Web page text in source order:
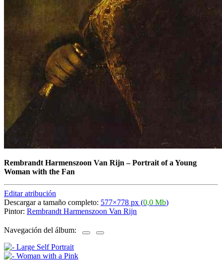
Rembrandt Harmenszoon Van Rijn –Portrait of a Young
Woman with the Fan
Editar atribución
Descargar a tamaño completo: 577×778 px (0,0 Mb)
Pintor: Rembrandt Harmenszoon Van Rijn
Navegación del álbum: